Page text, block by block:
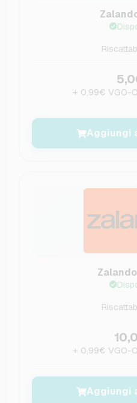
+ 0,99€ VGO-
Aggiungi
+ 0,99€ VGO-
Aggiungi